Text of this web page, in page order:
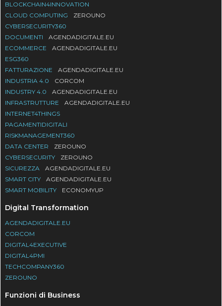
BLOCKCHAIN4INNOVATION
CLOUD COMPUTING
ZEROUNO
CYBERSECURITY360
DOCUMENTI
AGENDADIGITALE.EU
ECOMMERCE
AGENDADIGITALE.EU
ESG360
FATTURAZIONE
AGENDADIGITALE.EU
INDUSTRIA 4.0
CORCOM
INDUSTRY 4.0
AGENDADIGITALE.EU
INFRASTRUTTURE
AGENDADIGITALE.EU
INTERNET4THINGS
PAGAMENTIDIGITALI
RISKMANAGEMENT360
DATA CENTER
ZEROUNO
CYBERSECURITY
ZEROUNO
SICUREZZA
AGENDADIGITALE.EU
SMART CITY
AGENDADIGITALE.EU
SMART MOBILITY
ECONOMYUP
Digital Transformation
AGENDADIGITALE.EU
CORCOM
DIGITAL4EXECUTIVE
DIGITAL4PMI
TECHCOMPANY360
ZEROUNO
Funzioni di Business